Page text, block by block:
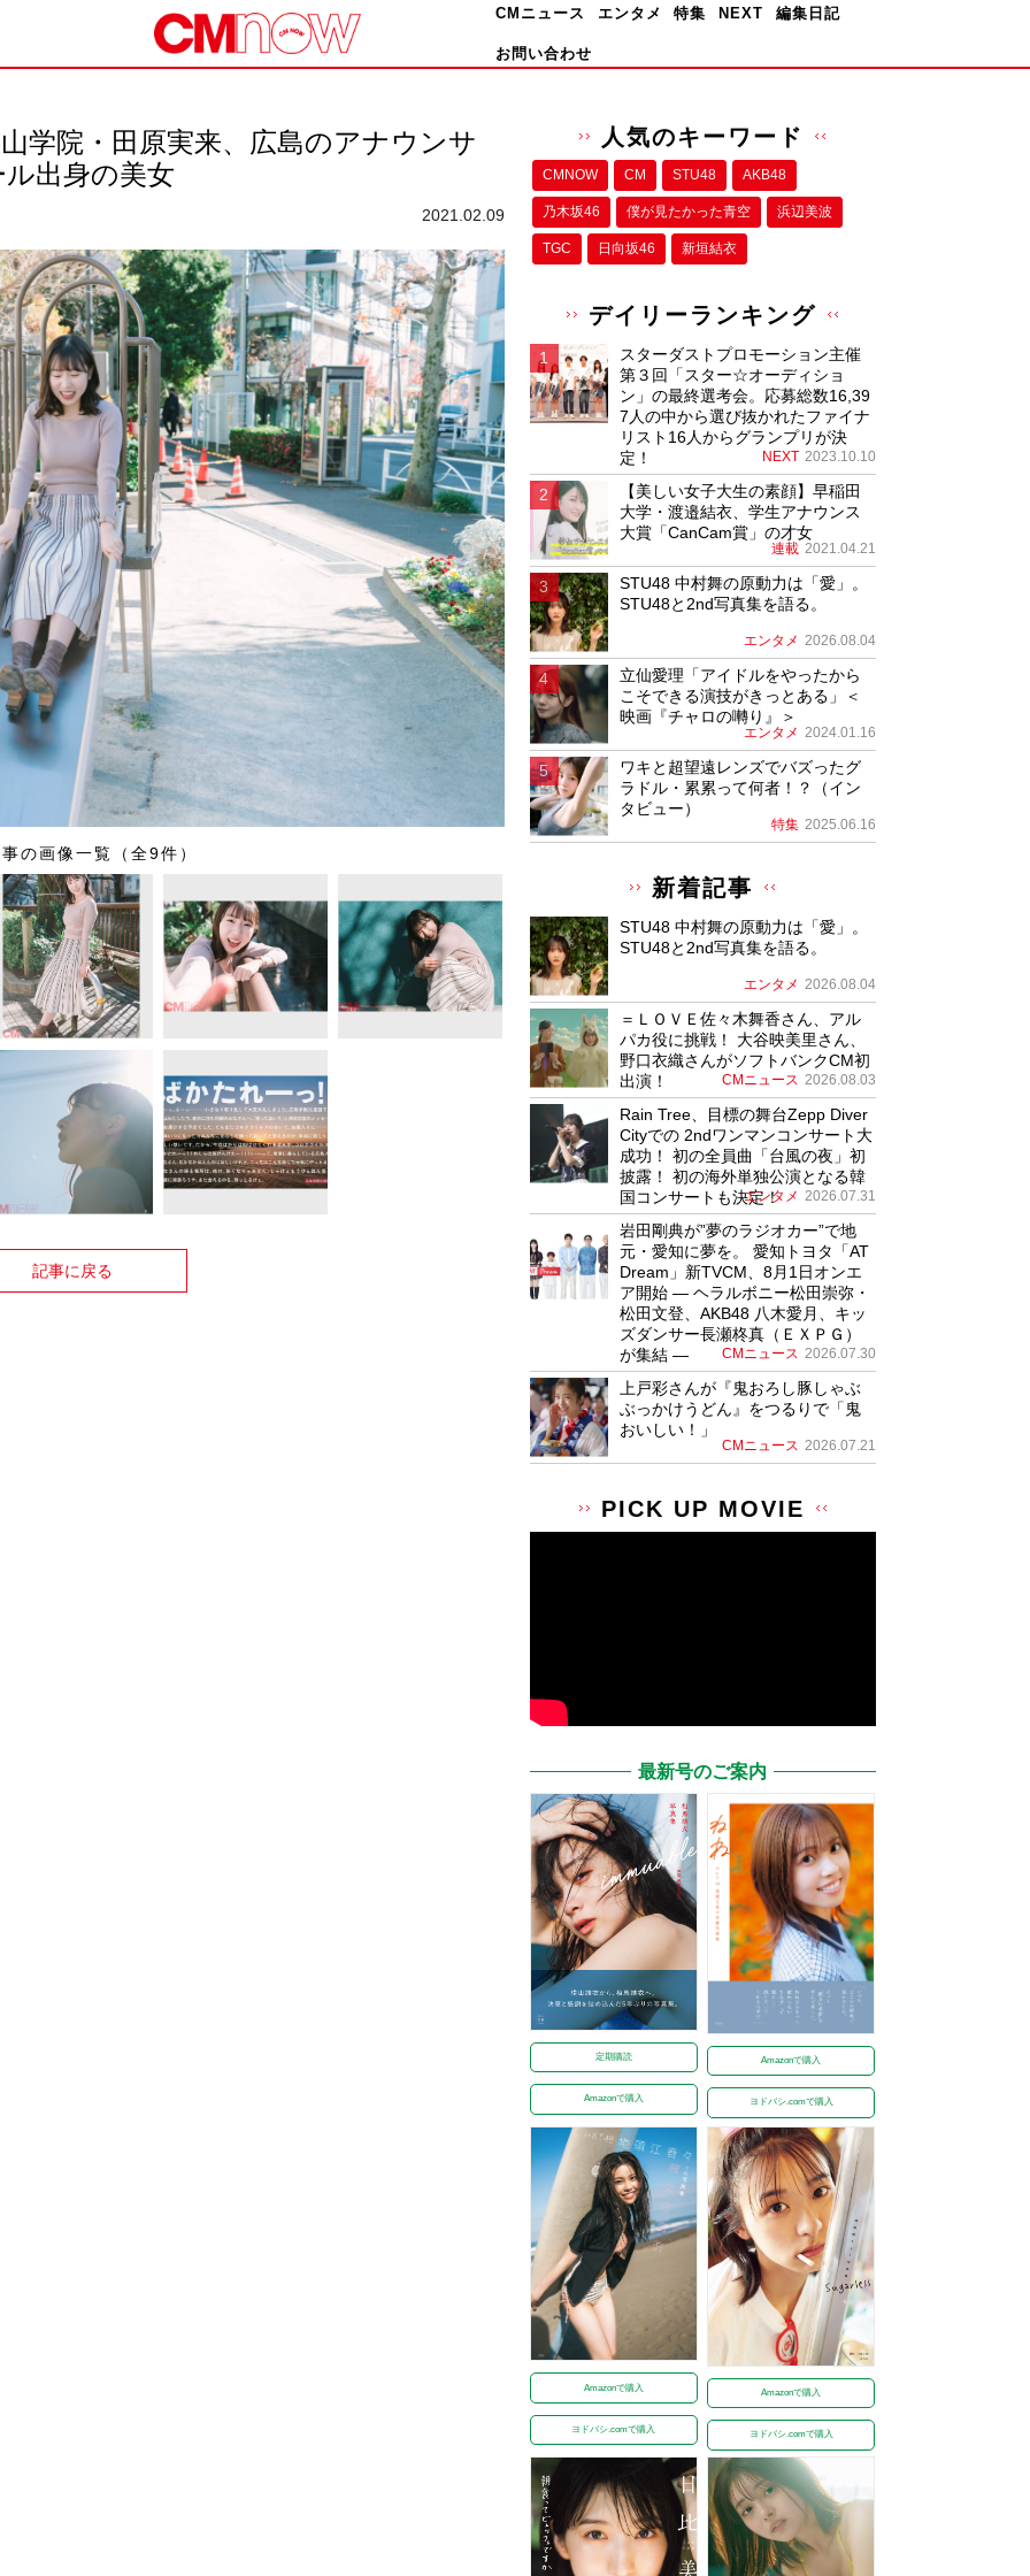
CMニュース エンタメ 特集 NEXT 編集日記
お問い合わせ
学院・田原実来、広島のアナウンサ
出身の美女
2021.02.09
の画像一覧（全9件）
記事に戻る
人気のキーワード
CMNOW CM STU48 AKB48
乃木坂46 僕が⾒たかった⻘空 浜辺美波
TGC 日向坂46 新垣結衣
デイリーランキング
スターダストプロモーション主催
第３回「スター☆オーディショ
ン」の最終選考会。応募総数16,39
7人の中から選び抜かれたファイナ
リスト16人からグランプリが決
定！
NEXT 2023.10.10
【美しい女子大生の素顔】早稲田
大学・渡邉結衣、学生アナウンス
大賞「CanCam賞」の才女
連載 2021.04.21
STU48 中村舞の原動力は「愛」。
STU48と2nd写真集を語る。
エンタメ 2026.08.04
立仙愛理「アイドルをやったから
こそできる演技がきっとある」＜
映画『チャロの囀り』＞
エンタメ 2024.01.16
ワキと超望遠レンズでバズったグ
ラドル・累累って何者！？（イン
タビュー）
特集 2025.06.16
新着記事
STU48 中村舞の原動力は「愛」。
STU48と2nd写真集を語る。
エンタメ 2026.08.04
＝ＬＯＶＥ佐々木舞香さん、アル
パカ役に挑戦！ 大谷映美里さん、
野口衣織さんがソフトバンクCM初
出演！
CMニュース 2026.08.03
Rain Tree、目標の舞台Zepp Diver
Cityでの 2ndワンマンコンサート大
成功！ 初の全員曲「台風の夜」初
披露！ 初の海外単独公演となる韓
国コンサートも決定！
エンタメ 2026.07.31
岩田剛典が”夢のラジオカー”で地
元・愛知に夢を。 愛知トヨタ「AT
Dream」新TVCM、8月1日オンエ
ア開始 ― ヘラルボニー松田崇弥・
松田文登、AKB48 八木愛月、キッ
ズダンサー長瀬柊真（ＥＸＰＧ）
が集結 ―
CMニュース 2026.07.30
上戸彩さんが『鬼おろし豚しゃぶ
ぶっかけうどん』をつるりで「鬼
おいしい！」
CMニュース 2026.07.21
PICK UP MOVIE
最新号のご案内
定期購読
Amazonで購入
Amazonで購入
ヨドバシ.comで購入
Amazonで購入
ヨドバシ.comで購入
Amazonで購入
ヨドバシ.comで購入